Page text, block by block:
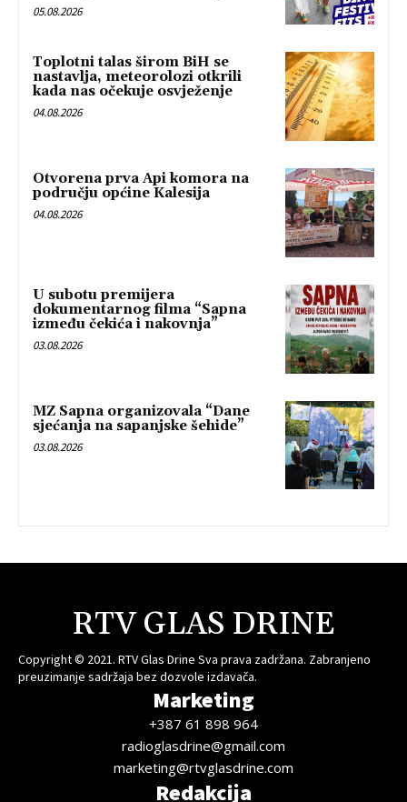
05.08.2026
Toplotni talas širom BiH se
nastavlja, meteorolozi otkrili
kada nas očekuje osvježenje
04.08.2026
Otvorena prva Api komora na
području općine Kalesija
04.08.2026
U subotu premijera
dokumentarnog filma “Sapna
između čekića i nakovnja”
03.08.2026
MZ Sapna organizovala “Dane
sjećanja na sapanjske šehide”
03.08.2026
RTV GLAS DRINE
Copyright © 2021. RTV Glas Drine Sva prava zadržana. Zabranjeno
preuzimanje sadržaja bez dozvole izdavača.
Marketing
+387 61 898 964
radioglasdrine@gmail.com
marketing@rtvglasdrine.com
Redakcija